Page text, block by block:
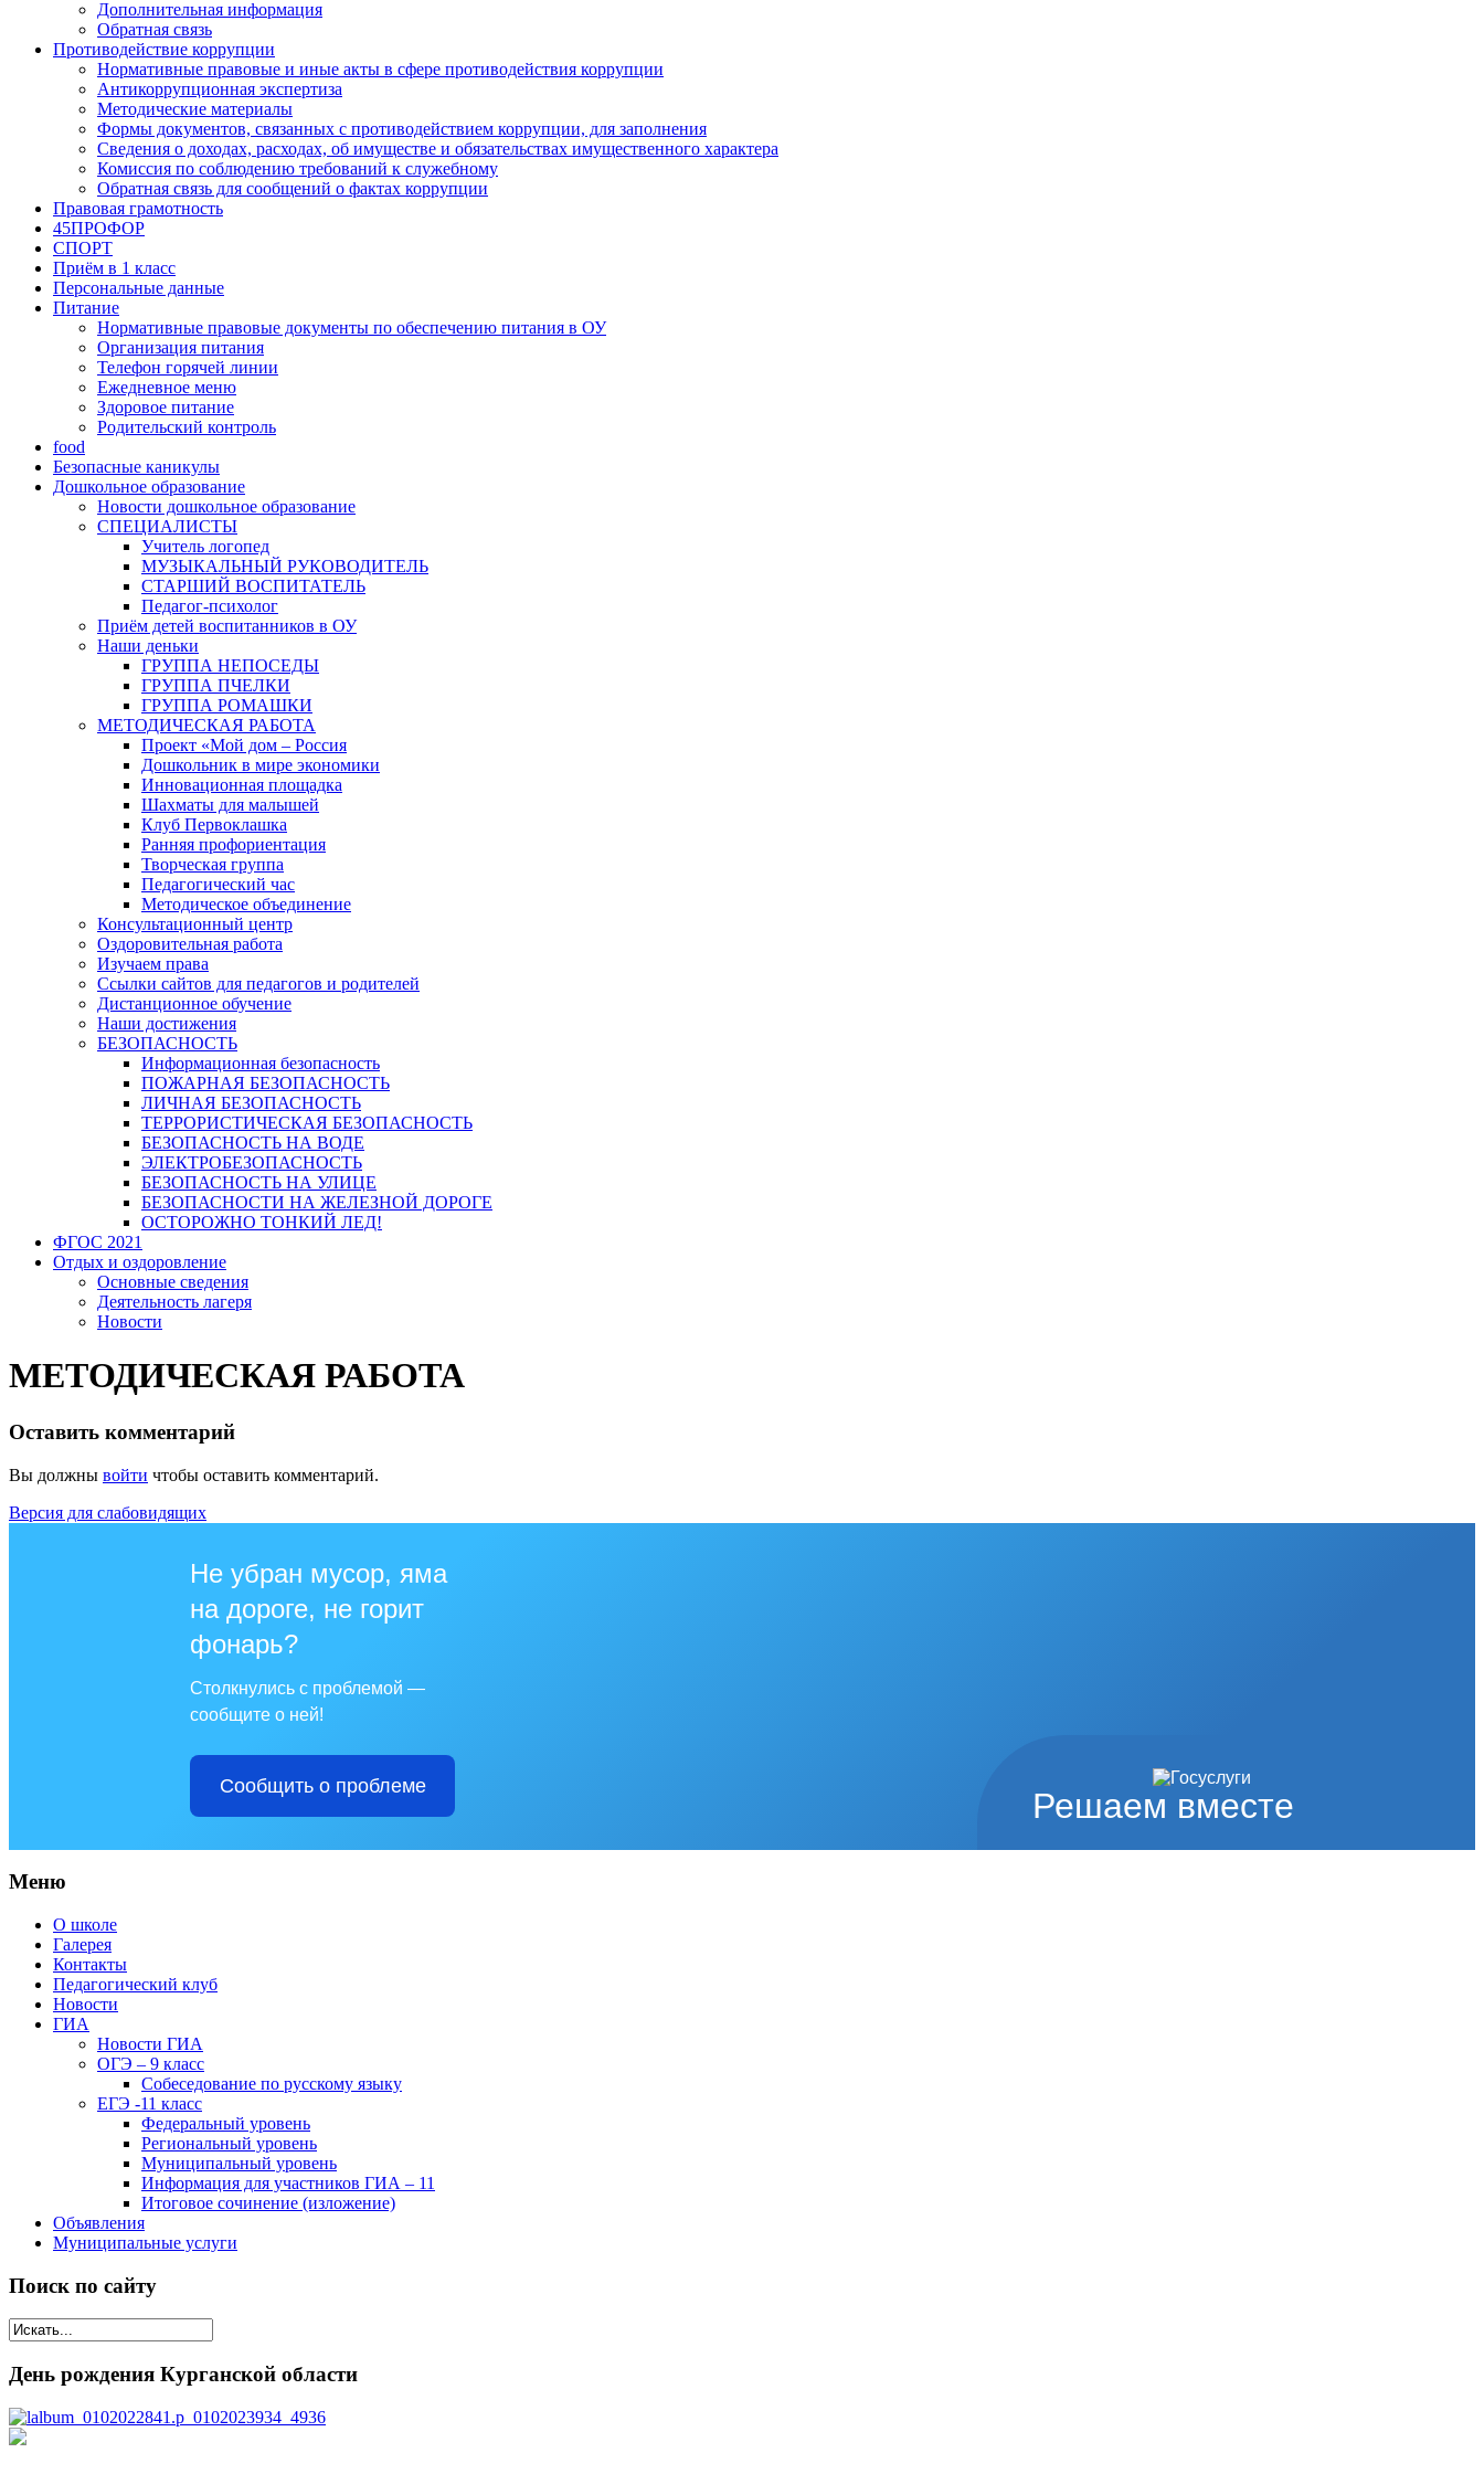
Дополнительная информация
Обратная связь
Противодействие коррупции
Нормативные правовые и иные акты в сфере противодействия коррупции
Антикоррупционная экспертиза
Методические материалы
Формы документов, связанных с противодействием коррупции, для заполнения
Сведения о доходах, расходах, об имуществе и обязательствах имущественного характера
Комиссия по соблюдению требований к служебному
Обратная связь для сообщений о фактах коррупции
Правовая грамотность
45ПРОФОР
СПОРТ
Приём в 1 класс
Персональные данные
Питание
Нормативные правовые документы по обеспечению питания в ОУ
Организация питания
Телефон горячей линии
Ежедневное меню
Здоровое питание
Родительский контроль
food
Безопасные каникулы
Дошкольное образование
Новости дошкольное образование
СПЕЦИАЛИСТЫ
Учитель логопед
МУЗЫКАЛЬНЫЙ РУКОВОДИТЕЛЬ
СТАРШИЙ ВОСПИТАТЕЛЬ
Педагог-психолог
Приём детей воспитанников в ОУ
Наши деньки
ГРУППА НЕПОСЕДЫ
ГРУППА ПЧЕЛКИ
ГРУППА РОМАШКИ
МЕТОДИЧЕСКАЯ РАБОТА
Проект «Мой дом – Россия
Дошкольник в мире экономики
Инновационная площадка
Шахматы для малышей
Клуб Первоклашка
Ранняя профориентация
Творческая группа
Педагогический час
Методическое объединение
Консультационный центр
Оздоровительная работа
Изучаем права
Ссылки сайтов для педагогов и родителей
Дистанционное обучение
Наши достижения
БЕЗОПАСНОСТЬ
Информационная безопасность
ПОЖАРНАЯ БЕЗОПАСНОСТЬ
ЛИЧНАЯ БЕЗОПАСНОСТЬ
ТЕРРОРИСТИЧЕСКАЯ БЕЗОПАСНОСТЬ
БЕЗОПАСНОСТЬ НА ВОДЕ
ЭЛЕКТРОБЕЗОПАСНОСТЬ
БЕЗОПАСНОСТЬ НА УЛИЦЕ
БЕЗОПАСНОСТИ НА ЖЕЛЕЗНОЙ ДОРОГЕ
ОСТОРОЖНО ТОНКИЙ ЛЕД!
ФГОС 2021
Отдых и оздоровление
Основные сведения
Деятельность лагеря
Новости
МЕТОДИЧЕСКАЯ РАБОТА
Оставить комментарий
Вы должны войти чтобы оставить комментарий.
Версия для слабовидящих
Решаем вместе
Не убран мусор, яма
на дороге, не горит
фонарь?
Столкнулись с проблемой —
сообщите о ней!
Сообщить о проблеме
Меню
О школе
Галерея
Контакты
Педагогический клуб
Новости
ГИА
Новости ГИА
ОГЭ – 9 класс
Собеседование по русскому языку
ЕГЭ -11 класс
Федеральный уровень
Региональный уровень
Муниципальный уровень
Информация для участников ГИА – 11
Итоговое сочинение (изложение)
Объявления
Муниципальные услуги
Поиск по сайту
День рождения Курганской области